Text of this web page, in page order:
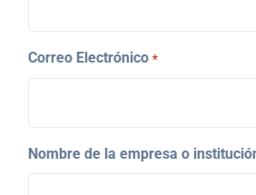
Correo Electrónico *
Nombre de la empresa o institución